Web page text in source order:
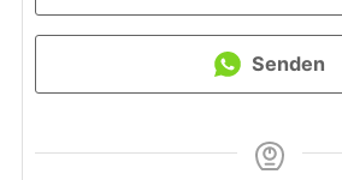
Senden